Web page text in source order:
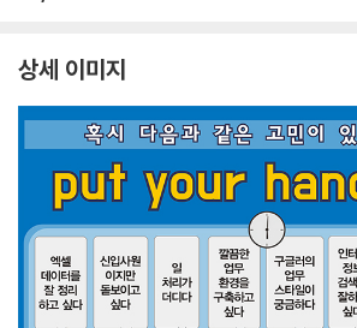
상세 이미지